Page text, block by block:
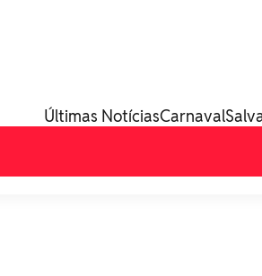
Últimas NotíciasCarnaval